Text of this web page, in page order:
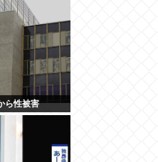
ら性被害